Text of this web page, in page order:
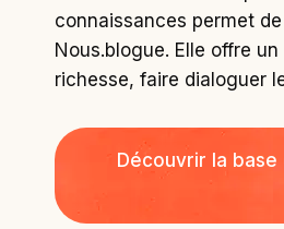
connaissances permet
Nous.blogue. Elle offre
richesse, faire dialoguer
Découvrir la